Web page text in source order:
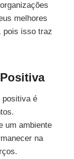
melhores
pois isso traz
positiva é
um ambiente
na